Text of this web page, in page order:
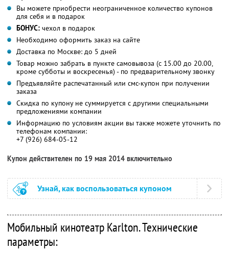
Вы можете приобрести неограниченное количество купонов
для себя и в подарок
БОНУС: чехол в подарок
Необходимо оформить заказ на сайте
Доставка по Москве: до 5 дней
Товар можно забрать в пункте самовывоза (с 15.00 до 20.00,
кроме субботы и воскресенья) - по предварительному звонку
Предъявляйте распечатанный или смс-купон при получении
заказа
Скидка по купону не суммируется с другими специальными
предложениями компании
Информацию по условиям акции вы также можете уточнить по
телефонам компании:
+7 (926) 684-05-12
Купон действителен по 19 мая 2014 включительно
Узнай, как воспользоваться купоном
Мобильный кинотеатр Karlton. Технические
параметры: